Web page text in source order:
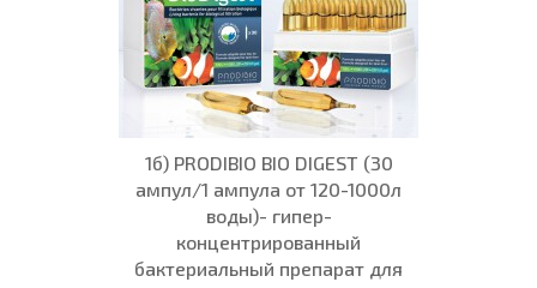
1б) PRODIBIO BIO DIGEST (30
ампул/1 ампула от 120-1000л
воды)- гипер-
концентрированный
бактериальный препарат для